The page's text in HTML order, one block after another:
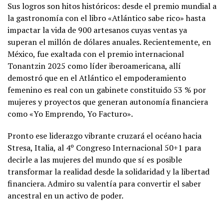
Sus logros son hitos históricos: desde el premio mundial a
la gastronomía con el libro «Atlántico sabe rico» hasta
impactar la vida de 900 artesanos cuyas ventas ya
superan el millón de dólares anuales. Recientemente, en
México, fue exaltada con el premio internacional
Tonantzin 2025 como líder iberoamericana, allí
demostró que en el Atlántico el empoderamiento
femenino es real con un gabinete constituido 53 % por
mujeres y proyectos que generan autonomía financiera
como «Yo Emprendo, Yo Facturo».
Pronto ese liderazgo vibrante cruzará el océano hacia
Stresa, Italia, al 4º Congreso Internacional 50+1 para
decirle a las mujeres del mundo que sí es posible
transformar la realidad desde la solidaridad y la libertad
financiera. Admiro su valentía para convertir el saber
ancestral en un activo de poder.